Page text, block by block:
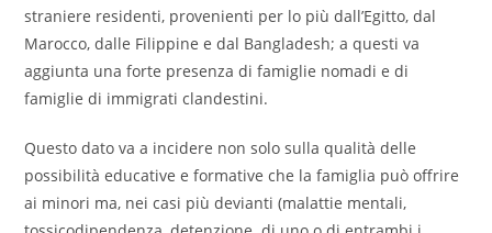
straniere residenti, provenienti per lo più dall’Egitto, dal
Marocco, dalle Filippine e dal Bangladesh; a questi va
aggiunta una forte presenza di famiglie nomadi e di
famiglie di immigrati clandestini.
Questo dato va a incidere non solo sulla qualità delle
possibilità educative e formative che la famiglia può offrire
ai minori ma, nei casi più devianti (malattie mentali,